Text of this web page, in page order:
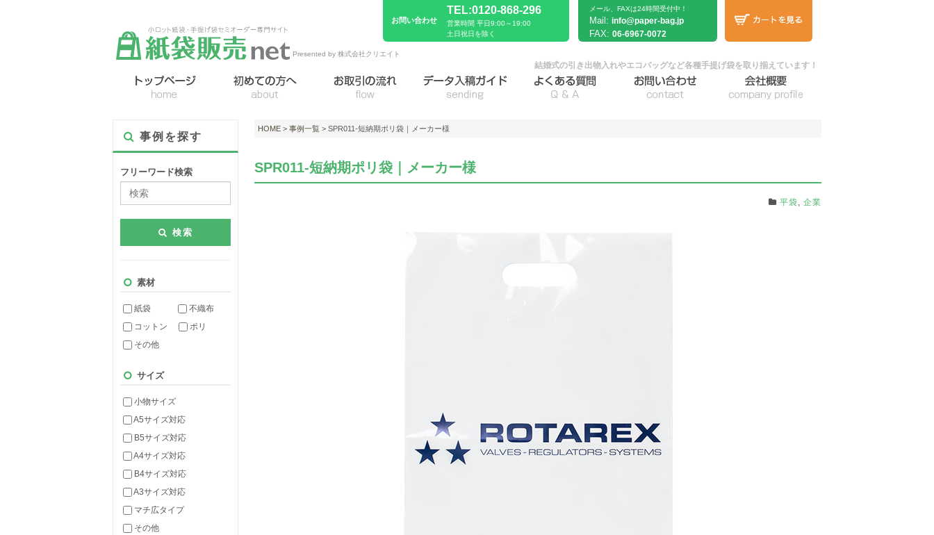
Presented by 株式会社クリエイト
お問い合わせ
TEL:0120-868-296
営業時間 平日9:00～19:00
土日祝日を除く
メール、FAXは24時間受付中！
Mail: info@paper-bag.jp
FAX: 06-6967-0072
結婚式の引き出物入れやエコバッグなど各種手提げ袋を取り揃えています！
事例を探す
フリーワード検索
検索
素材
紙袋
不織布
コットン
ポリ
その他
サイズ
小物サイズ
A5サイズ対応
B5サイズ対応
A4サイズ対応
B4サイズ対応
A3サイズ対応
マチ広タイプ
その他
HOME > 事例一覧 > SPR011-短納期ポリ袋｜メーカー様
SPR011-短納期ポリ袋｜メーカー様
平袋 企業